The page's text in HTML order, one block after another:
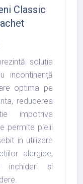
Classic
soluția
incontinență
optima pe
reducerea
impotriva
permite pielii
in utilizare
alergice,
inchideri si